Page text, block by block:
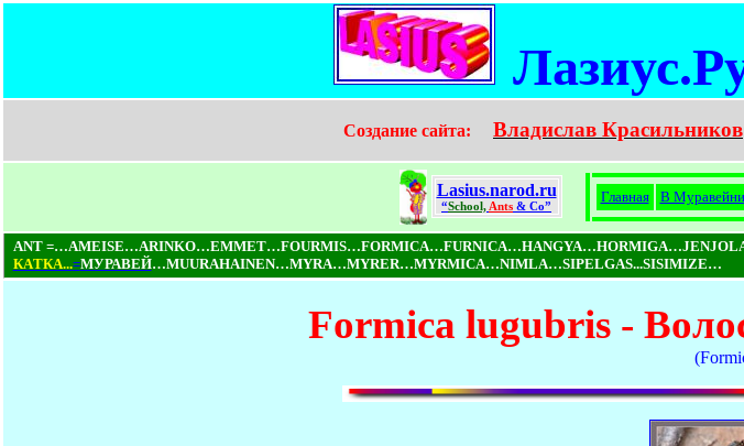
Создание сайта: Владислав Красильников
Lasius.narod.ru
“School, Ants & Co”
Главная В
ANT
КAТКA...=МУРАВЕЙ…MUURAHAINEN…MYRA…MYRER…MYRMICA…NIMLA…SIPELGAS...SISIMIZE…
Formica lugubris -